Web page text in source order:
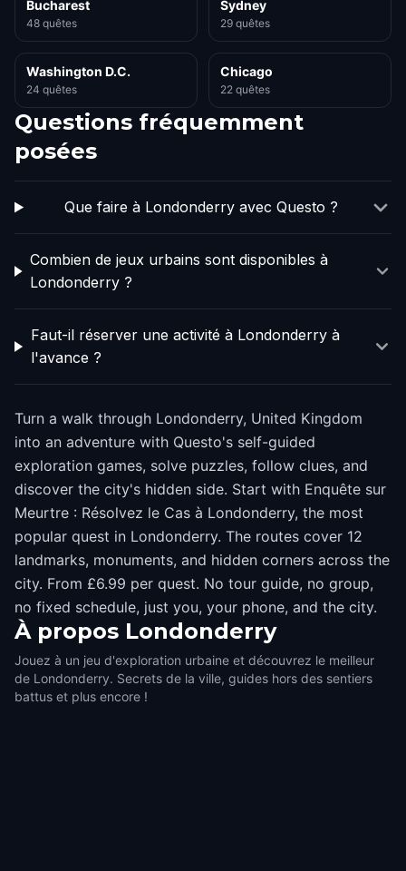
Bucharest
48 quêtes
Sydney
29 quêtes
Washington D.C.
24 quêtes
Chicago
22 quêtes
Questions fréquemment
posées
Que faire à Londonderry avec Questo ?
Combien de jeux urbains sont disponibles à
Londonderry ?
Faut-il réserver une activité à Londonderry à
l'avance ?
Turn a walk through Londonderry, United Kingdom
into an adventure with Questo's self-guided
exploration games, solve puzzles, follow clues, and
discover the city's hidden side. Start with Enquête sur
Meurtre : Résolvez le Cas à Londonderry, the most
popular quest in Londonderry. The routes cover 12
landmarks, monuments, and hidden corners across the
city. From £6.99 per quest. No tour guide, no group,
no fixed schedule, just you, your phone, and the city.
À propos Londonderry
Jouez à un jeu d'exploration urbaine et découvrez le meilleur
de Londonderry. Secrets de la ville, guides hors des sentiers
battus et plus encore !